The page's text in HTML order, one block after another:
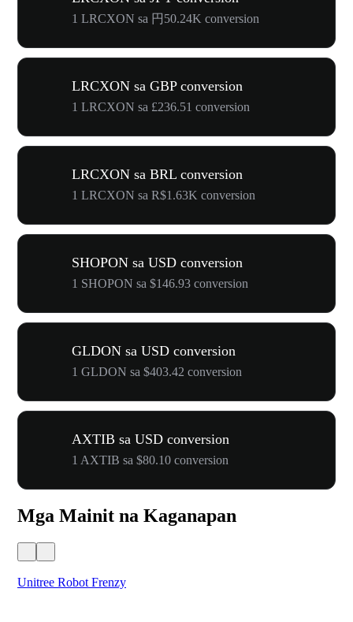
1 LRCXON sa 円50.24K conversion
LRCXON sa GBP conversion
1 LRCXON sa £236.51 conversion
LRCXON sa BRL conversion
1 LRCXON sa R$1.63K conversion
SHOPON sa USD conversion
1 SHOPON sa $146.93 conversion
GLDON sa USD conversion
1 GLDON sa $403.42 conversion
AXTIB sa USD conversion
1 AXTIB sa $80.10 conversion
Mga Mainit na Kaganapan
Unitree Robot Frenzy